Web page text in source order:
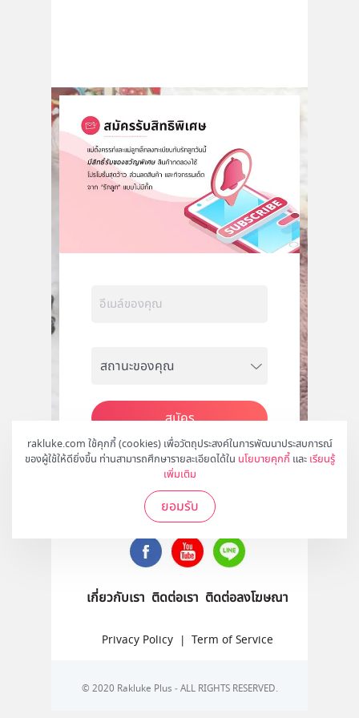
rakluke.com ใช้คุกกี้ (cookies) เพื่อวัตถุประสงค์ในการพัฒนาประสบการณ์
ของผู้ใช้ให้ดียิ่งขึ้น ท่านสามารถศึกษารายละเอียดได้ใน นโยบายคุกกี้ และ เรียนรู้
เพิ่มเติม
ยอมรับ
สมัคร
ติดตามเราได้ที่
เกี่ยวกับเรา ติดต่อเรา ติดต่อลงโฆษณา
Privacy Policy | Term of Service
© 2020 Rakluke Plus - ALL RIGHTS RESERVED.